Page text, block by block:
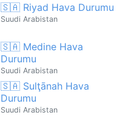
🇸🇦 Riyad Hava Durumu
Suudi Arabistan
🇸🇦 Medine Hava
Durumu
Suudi Arabistan
🇸🇦 Sulţānah Hava
Durumu
Suudi Arabistan